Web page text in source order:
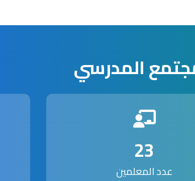
المدرسي
23
عدد المعلمين